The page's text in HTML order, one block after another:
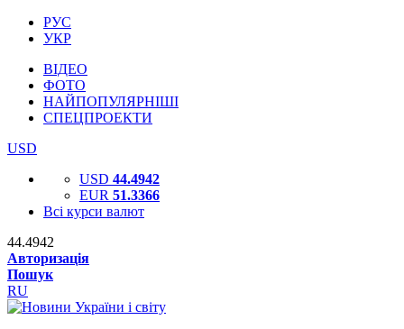
РУС
УКР
ВІДЕО
ФОТО
НАЙПОПУЛЯРНІШІ
СПЕЦПРОЕКТИ
USD
USD 44.4942
EUR 51.3366
Всі курси валют
44.4942
Авторизація
Пошук
RU